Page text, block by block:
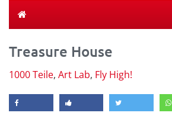
Treasure House
1000 Teile, Art Lab, Fly High!